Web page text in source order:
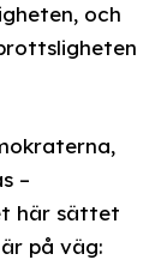
och
–
här sättet
på väg: